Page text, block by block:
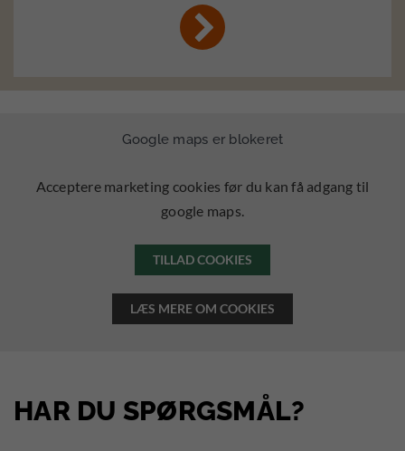
Google maps er blokeret
Acceptere marketing cookies før du kan få adgang til
google maps.
TILLAD COOKIES
LÆS MERE OM COOKIES
HAR DU SPØRGSMÅL?